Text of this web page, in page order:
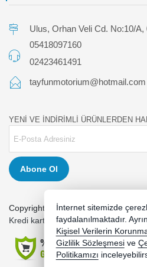
Ulus, Orhan Veli Cd. No:10/
05418097160
02423461491
tayfunmotorium@hotmail.com
YENİ VE İNDİRİMLİ ÜRÜNLERDEN
Abone Ol
Copyright 2026 tayfunmotor.com -
Kredi kartı bilgileriniz 256bit SSL
İnternet sitemizde
faydalanılmaktadır.
Kişisel Verilerin
Gizlilik Sözleşmesi ve
Politikamızı